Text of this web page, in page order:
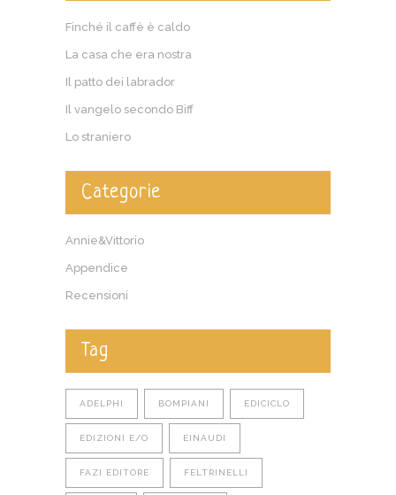
Finché il caffè è caldo
La casa che era nostra
Il patto dei labrador
Il vangelo secondo Biff
Lo straniero
Categorie
Annie&Vittorio
Appendice
Recensioni
Tag
ADELPHI BOMPIANI EDICICLO
EDIZIONI E/O EINAUDI
FAZI EDITORE FELTRINELLI